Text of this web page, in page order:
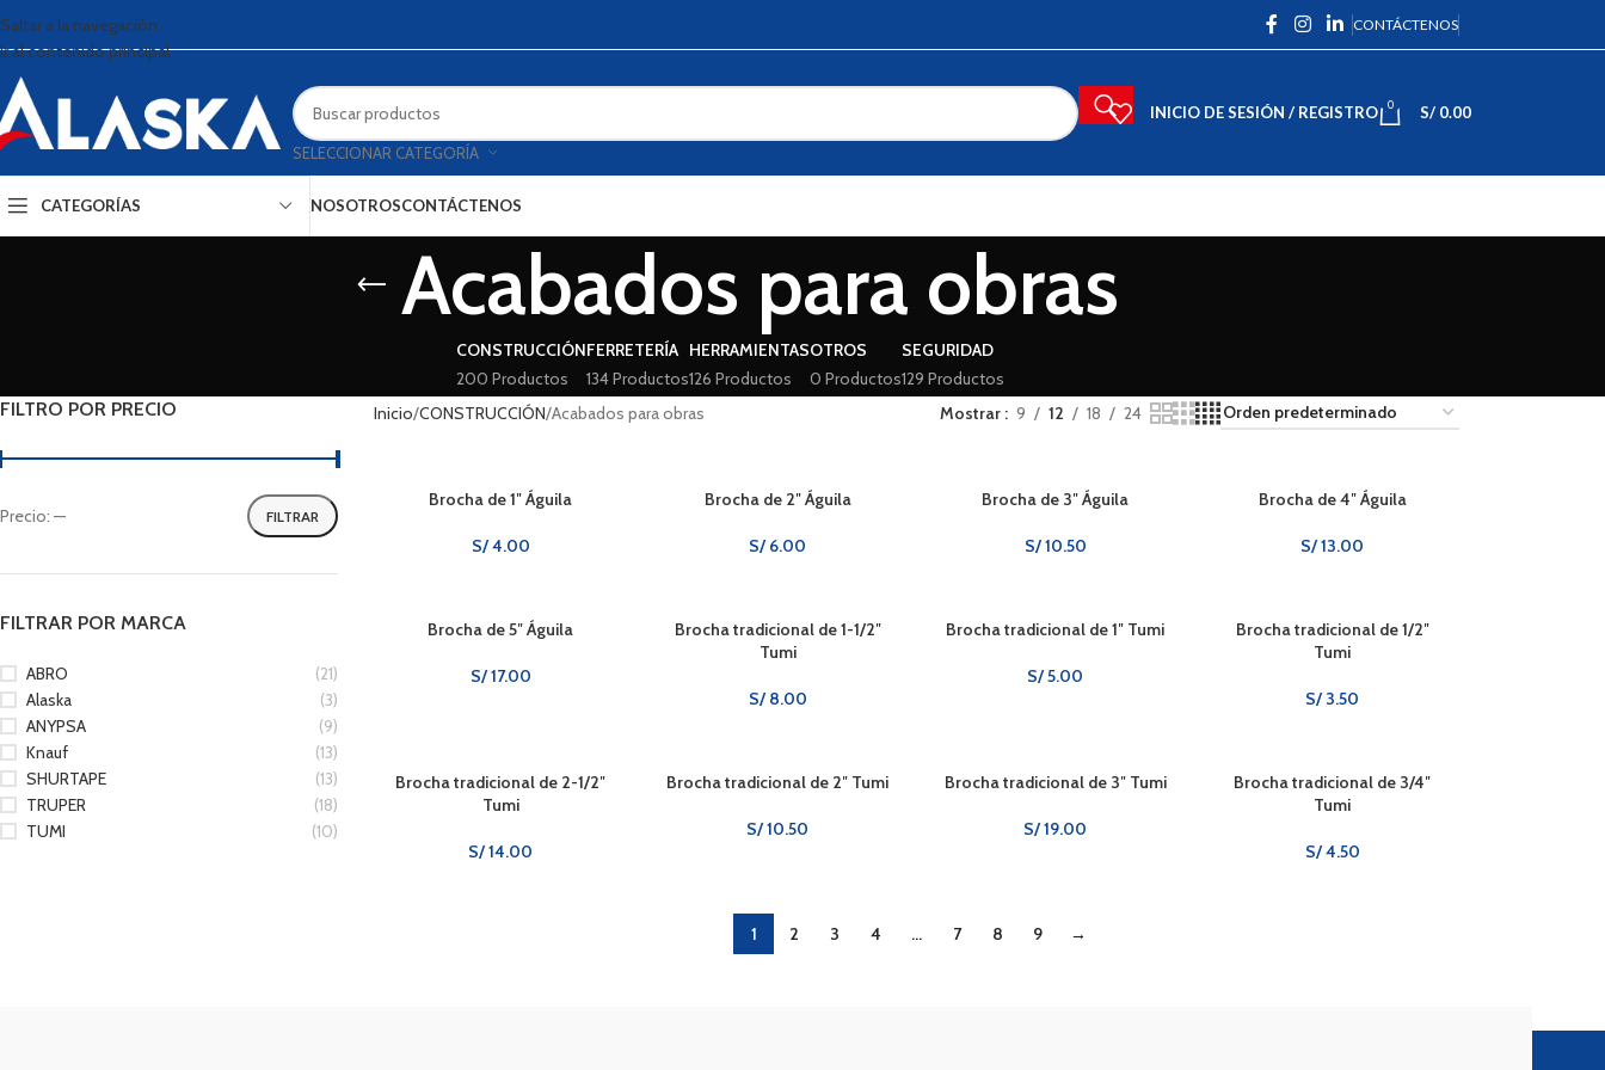
Saltar a la navegación
Ir al contenido principal
CONTÁCTENOS
SELECCIONAR CATEGORÍA
INICIO DE SESIÓN / REGISTRO 0 S/ 0.00
CATEGORÍAS NOSOTROSCONTÁCTENOS
Acabados para obras
CONSTRUCCIÓN
200 Productos
FERRETERÍA
134 Productos
HERRAMIENTAS
126 Productos
OTROS
0 Productos
SEGURIDAD
129 Productos
FILTRO POR PRECIO
FILTRAR
Precio: —
FILTRAR POR MARCA
ABRO
(21)
Alaska
(3)
ANYPSA
(9)
Knauf
(13)
SHURTAPE
(13)
TRUPER
(18)
TUMI
(10)
Inicio CONSTRUCCIÓN Acabados para obras Mostrar 9 12 18 24
Brocha de 1″ Águila
S/4.00
Brocha de 2″ Águila
S/ 6.00
Brocha de 3″ Águila
S/10.50
Brocha de 4″ Águila
S/13.00
Brocha de 5″ Águila
S/17.00
Brocha tradicional de 1-1/2″
Tumi
S/8.00
Brocha tradicional de 1″ Tumi
S/5.00
Brocha tradicional de 1/2″
Tumi
S/ 3.50
Brocha tradicional de 2-1/2″
Tumi
S/14.00
Brocha tradicional de 2″ Tumi
S/10.50
Brocha tradicional de 3″ Tumi
S/19.00
Brocha tradicional de 3/4″
Tumi
S/4.50
1 2 3 4 … 7 8 9 →